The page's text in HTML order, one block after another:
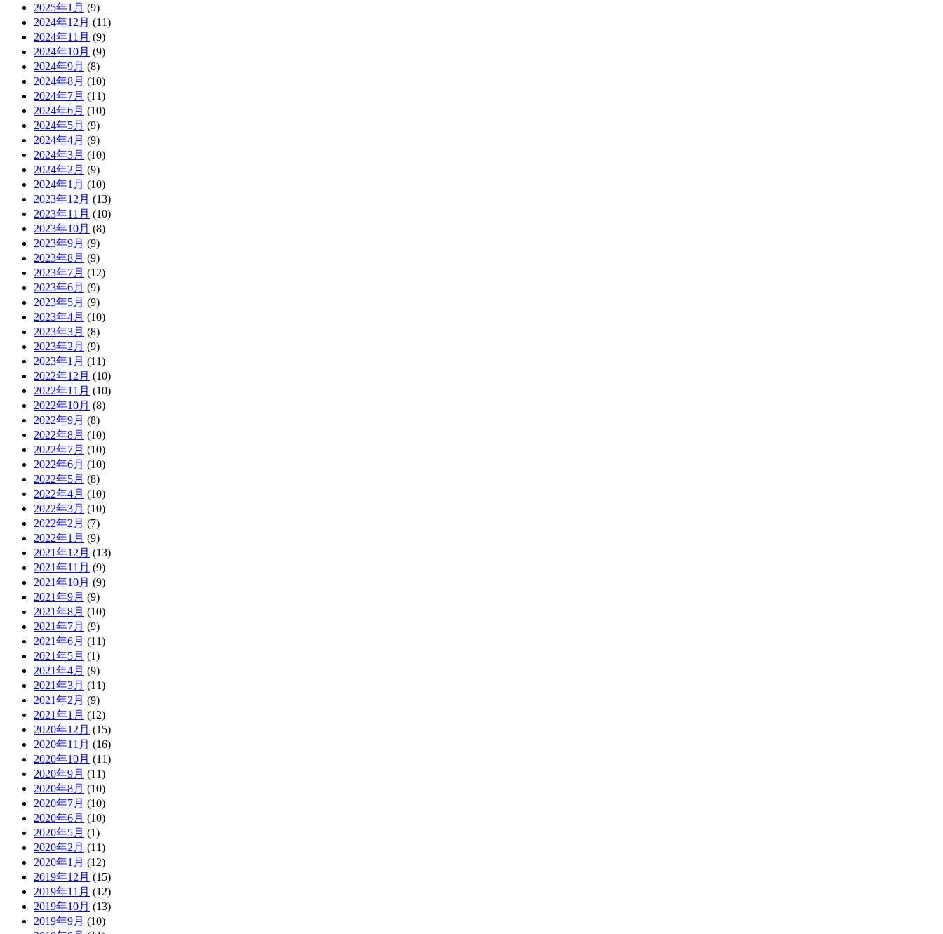
2025年1月 (9)
2024年12月 (11)
2024年11月 (9)
2024年10月 (9)
2024年9月 (8)
2024年8月 (10)
2024年7月 (11)
2024年6月 (10)
2024年5月 (9)
2024年4月 (9)
2024年3月 (10)
2024年2月 (9)
2024年1月 (10)
2023年12月 (13)
2023年11月 (10)
2023年10月 (8)
2023年9月 (9)
2023年8月 (9)
2023年7月 (12)
2023年6月 (9)
2023年5月 (9)
2023年4月 (10)
2023年3月 (8)
2023年2月 (9)
2023年1月 (11)
2022年12月 (10)
2022年11月 (10)
2022年10月 (8)
2022年9月 (8)
2022年8月 (10)
2022年7月 (10)
2022年6月 (10)
2022年5月 (8)
2022年4月 (10)
2022年3月 (10)
2022年2月 (7)
2022年1月 (9)
2021年12月 (13)
2021年11月 (9)
2021年10月 (9)
2021年9月 (9)
2021年8月 (10)
2021年7月 (9)
2021年6月 (11)
2021年5月 (1)
2021年4月 (9)
2021年3月 (11)
2021年2月 (9)
2021年1月 (12)
2020年12月 (15)
2020年11月 (16)
2020年10月 (11)
2020年9月 (11)
2020年8月 (10)
2020年7月 (10)
2020年6月 (10)
2020年5月 (1)
2020年2月 (11)
2020年1月 (12)
2019年12月 (15)
2019年11月 (12)
2019年10月 (13)
2019年9月 (10)